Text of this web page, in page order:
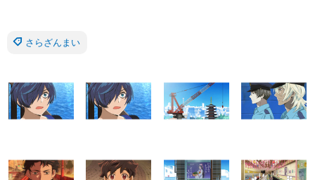
さらざんまい